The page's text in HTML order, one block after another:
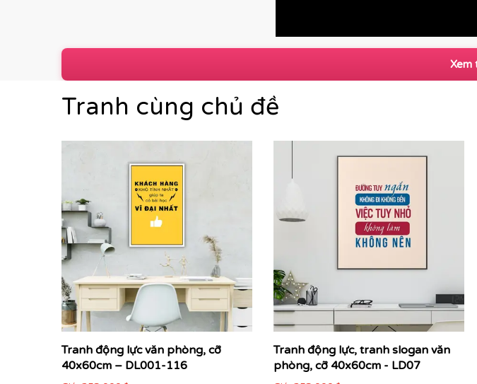
Printek thi công tranh động
Các dòng sản phẩm nổi bật tại Printek:
Tranh động lực & Tranh slogan:
Những câu nói truyền cảm hứng, những
mạnh mẽ. Đây là giải pháp hoàn hảo để thúc đẩy tinh thần làm việc, gắn kết
Xem
Tranh cùng chủ đề
Tranh động lực văn phòng, cỡ
40x60cm – DL001-116
Tranh động lực, tranh slogan văn
phòng, cỡ 40x60cm - LD07